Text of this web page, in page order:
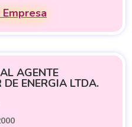
AGENTE
ENERGIA LTDA.